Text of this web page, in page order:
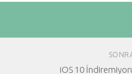
iOS 10